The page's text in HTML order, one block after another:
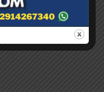
x 500